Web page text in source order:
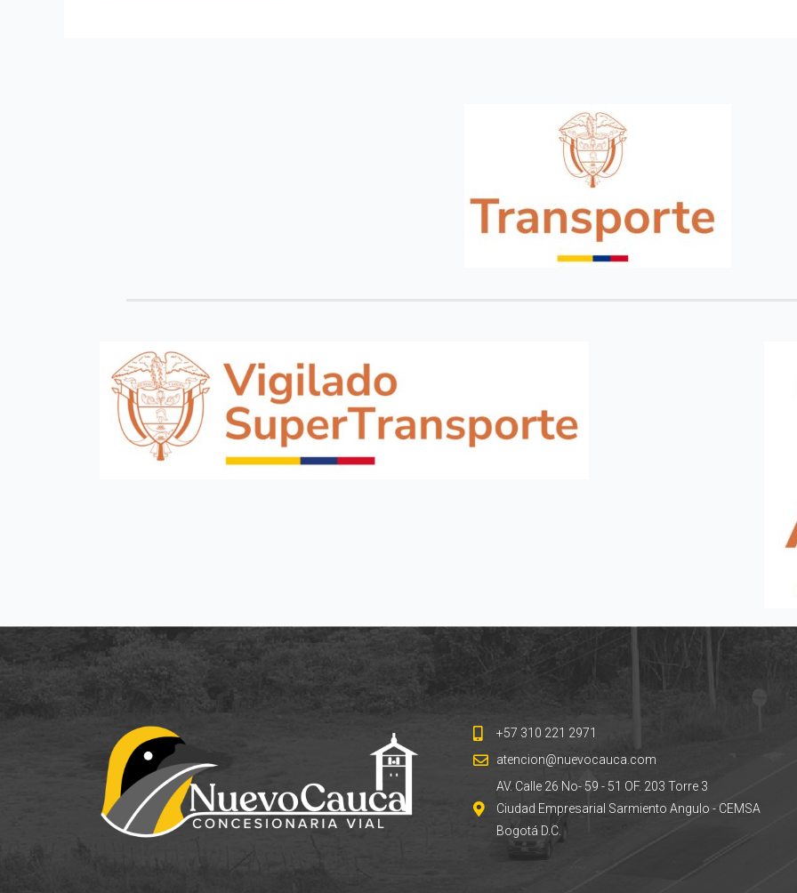
+57 310 221 2971
atencion@nuevocauca.com
AV. Calle 26 No- 59 - 51 OF. 203 Torre 3
Ciudad Empresarial Sarmiento Angulo - CEMSA
Bogotá D.C.